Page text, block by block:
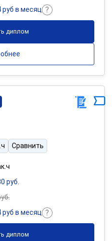
руб в месяц
диплом
Сравнить
руб.
руб в месяц
диплом